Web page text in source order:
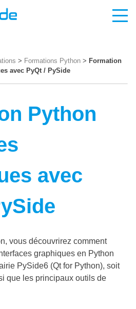
> Formations Python > Formation
avec PyQt / PySide
Python
avec
vous découvrirez comment
graphiques en Python
PySide6 (Qt for Python), soit
que les principaux outils de